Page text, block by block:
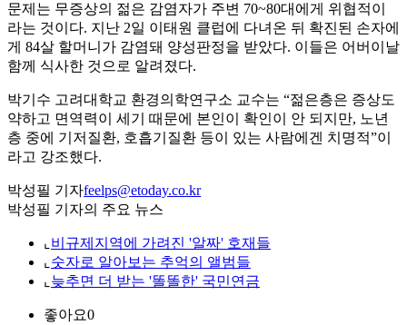
문제는 무증상의 젊은 감염자가 주변 70~80대에게 위협적이
라는 것이다. 지난 2일 이태원 클럽에 다녀온 뒤 확진된 손자에
게 84살 할머니가 감염돼 양성판정을 받았다. 이들은 어버이날
함께 식사한 것으로 알려졌다.
박기수 고려대학교 환경의학연구소 교수는 “젊은층은 증상도
약하고 면역력이 세기 때문에 본인이 확인이 안 되지만, 노년
층 중에 기저질환, 호흡기질환 등이 있는 사람에겐 치명적”이
라고 강조했다.
박성필 기자feelps@etoday.co.kr
박성필 기자의 주요 뉴스
⌞ 비규제지역에 가려진 '알짜' 호재들
⌞ 숫자로 알아보는 추억의 앨범들
⌞ 늦추면 더 받는 '똘똘한' 국민연금
좋아요0